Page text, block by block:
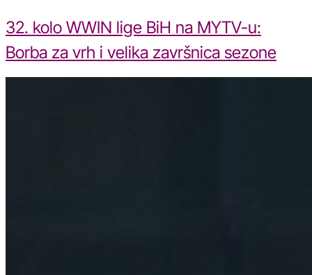
32. kolo WWIN lige BiH na MYTV-u:
Borba za vrh i velika završnica sezone